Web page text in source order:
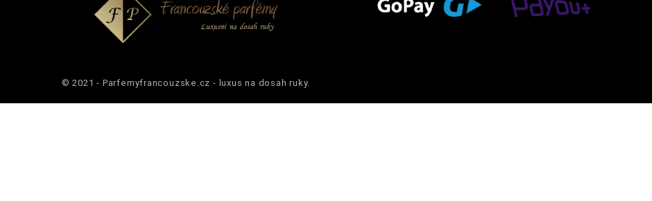
© 2021 - Parfemyfrancouzske.cz - luxus na dosah ruky.